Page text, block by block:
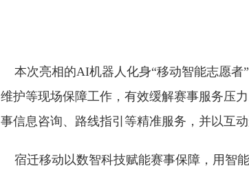
本次亮相的AI机器人化身“移动智能志愿
维护等现场保障工作，有效缓解赛事服务压
事信息咨询、路线指引等精准服务，并以互
宿迁移动以数智科技赋能赛事保障，用智